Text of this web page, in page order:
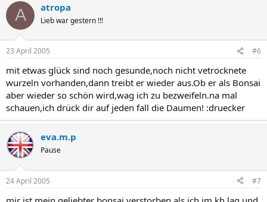
A atropa
Lieb war gestern !!!
23 April 2005 #6
mit etwas glück sind noch gesunde,noch nicht vetrocknete
wurzeln vorhanden,dann treibt er wieder aus.Ob er als Bonsai
aber wieder so schön wird,wag ich zu bezweifeln.na mal
schauen,ich drück dir auf jeden fall die Daumen! :druecker
eva.m.p
Pause
24 April 2005 #7